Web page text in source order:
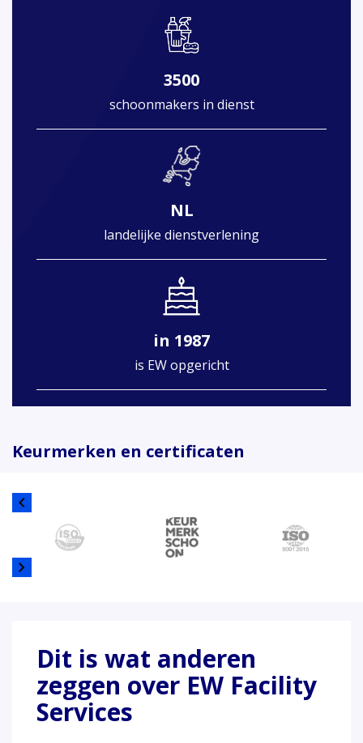
3500
schoonmakers in dienst
NL
landelijke dienstverlening
in 1987
is EW opgericht
Keurmerken en certificaten
Dit is wat anderen
zeggen over EW Facility
Services